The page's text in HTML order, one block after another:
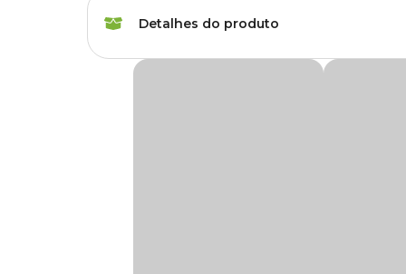
Cor Branco
Detalhes do produto